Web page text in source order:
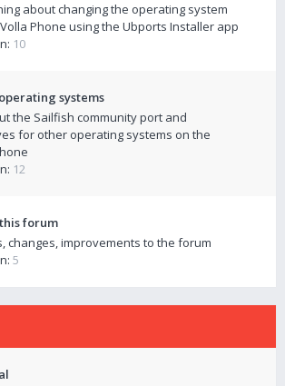
about changing the operating system
Phone using the Ubports Installer app
10
systems
the Sailfish community port and
for other operating systems on the
12
forum
changes, improvements to the forum
5